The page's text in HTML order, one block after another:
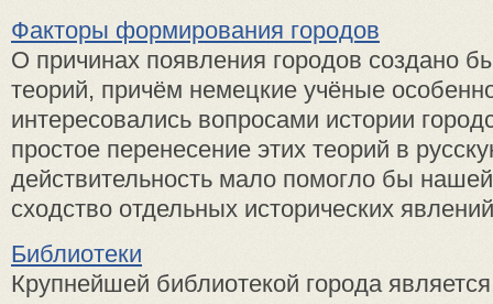
Факторы формирования городов
О причинах появления городов создано
теорий, причём немецкие учёные
интересовались вопросами истории
простое перенесение этих теорий в
действительность мало помогло бы нашей
сходство отдельных исторических
Библиотеки
Крупнейшей библиотекой города